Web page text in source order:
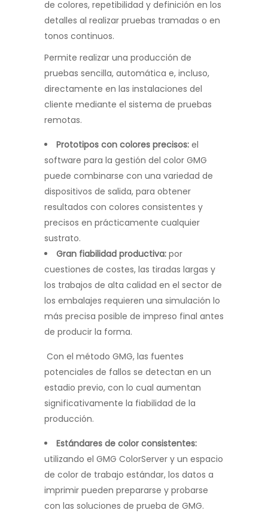
de colores, repetibilidad y definición en los
detalles al realizar pruebas tramadas o en
tonos continuos.
Permite realizar una producción de
pruebas sencilla, automática e, incluso,
directamente en las instalaciones del
cliente mediante el sistema de pruebas
remotas.
Prototipos con colores precisos: el
software para la gestión del color GMG
puede combinarse con una variedad de
dispositivos de salida, para obtener
resultados con colores consistentes y
precisos en prácticamente cualquier
sustrato.
Gran fiabilidad productiva: por
cuestiones de costes, las tiradas largas y
los trabajos de alta calidad en el sector de
los embalajes requieren una simulación lo
más precisa posible de impreso final antes
de producir la forma.
Con el método GMG, las fuentes
potenciales de fallos se detectan en un
estadio previo, con lo cual aumentan
significativamente la fiabilidad de la
producción.
Estándares de color consistentes:
utilizando el GMG ColorServer y un espacio
de color de trabajo estándar, los datos a
imprimir pueden prepararse y probarse
con las soluciones de prueba de GMG.